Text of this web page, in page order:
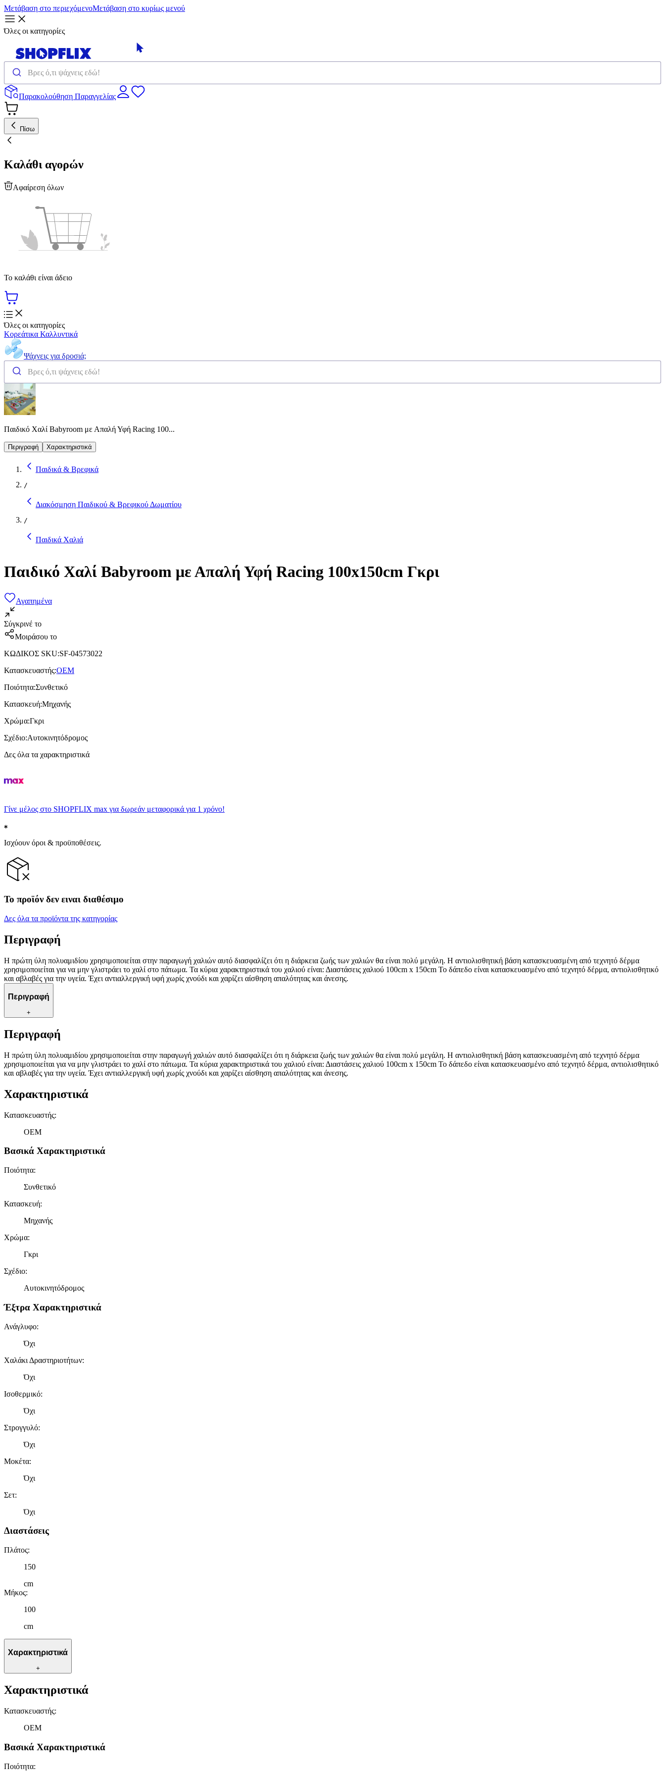
Μετάβαση στο περιεχόμενοΜετάβαση στο κυρίως μενού
Όλες οι κατηγορίες
Παρακολούθηση Παραγγελίας
Πίσω
Καλάθι αγορών
Αφαίρεση όλων
Το καλάθι είναι άδειο
Όλες οι κατηγορίες
Κορεάτικα Καλλυντικά
Ψάχνεις για δροσιά;
Παιδικό Χαλί Babyroom με Απαλή Υφή Racing 100...
Περιγραφή Χαρακτηριστικά
Παιδικά & Βρεφικά
/
Διακόσμηση Παιδικού & Βρεφικού Δωματίου
/
Παιδικά Χαλιά
Παιδικό Χαλί Babyroom με Απαλή Υφή Racing 100x150cm Γκρι
Αγαπημένα
Σύγκρινέ το
Μοιράσου το
ΚΩΔΙΚΟΣ SKU:SF-04573022
Κατασκευαστής:OEM
Ποιότητα:Συνθετικό
Κατασκευή:Μηχανής
Χρώμα:Γκρι
Σχέδιο:Αυτοκινητόδρομος
Δες όλα τα χαρακτηριστικά
Γίνε μέλος στο SHOPFLIX max για δωρεάν μεταφορικά για 1 χρόνο!
Ισχύουν όροι & προϋποθέσεις.
Το προϊόν δεν ειναι διαθέσιμο
Δες όλα τα προϊόντα της κατηγορίας
Περιγραφή
Η πρώτη ύλη πολυαμιδίου χρησιμοποιείται στην παραγωγή χαλιών αυτό διασφαλίζει ότι η διάρκεια ζωής των χαλιών θα είναι πολύ μεγάλη. Η αντιολισθητική βάση κατασκευασμένη από τεχνητό δέρμα
χρησιμοποιείται για να μην γλιστράει το χαλί στο πάτωμα. Τα κύρια χαρακτηριστικά του χαλιού είναι: Διαστάσεις χαλιού 100cm x 150cm Το δάπεδο είναι κατασκευασμένο από τεχνητό δέρμα, αντιολισθητικό
και αβλαβές για την υγεία. Έχει αντιαλλεργική υφή χωρίς χνούδι και χαρίζει αίσθηση απαλότητας και άνεσης.
Περιγραφή
+
Περιγραφή
Η πρώτη ύλη πολυαμιδίου χρησιμοποιείται στην παραγωγή χαλιών αυτό διασφαλίζει ότι η διάρκεια ζωής των χαλιών θα είναι πολύ μεγάλη. Η αντιολισθητική βάση κατασκευασμένη από τεχνητό δέρμα
χρησιμοποιείται για να μην γλιστράει το χαλί στο πάτωμα. Τα κύρια χαρακτηριστικά του χαλιού είναι: Διαστάσεις χαλιού 100cm x 150cm Το δάπεδο είναι κατασκευασμένο από τεχνητό δέρμα, αντιολισθητικό
και αβλαβές για την υγεία. Έχει αντιαλλεργική υφή χωρίς χνούδι και χαρίζει αίσθηση απαλότητας και άνεσης.
Χαρακτηριστικά
Κατασκευαστής:
OEM
Βασικά Χαρακτηριστικά
Ποιότητα:
Συνθετικό
Κατασκευή:
Μηχανής
Χρώμα:
Γκρι
Σχέδιο:
Αυτοκινητόδρομος
Έξτρα Χαρακτηριστικά
Ανάγλυφο:
Όχι
Χαλάκι Δραστηριοτήτων:
Όχι
Ισοθερμικό:
Όχι
Στρογγυλό:
Όχι
Μοκέτα:
Όχι
Σετ:
Όχι
Διαστάσεις
Πλάτος:
150
cm
Μήκος:
100
cm
Χαρακτηριστικά
+
Χαρακτηριστικά
Κατασκευαστής:
OEM
Βασικά Χαρακτηριστικά
Ποιότητα: